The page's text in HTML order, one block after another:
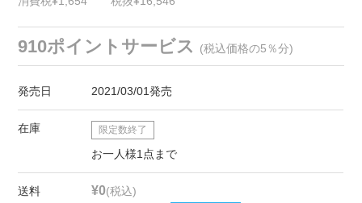
910ポイントサービス (税込価格の5％分)
発売日 2021/03/01発売
在庫 限定数終了
お一人様1点まで
送料 ¥0(税込)